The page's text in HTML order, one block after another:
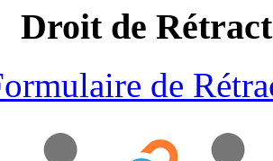
Droit de
de